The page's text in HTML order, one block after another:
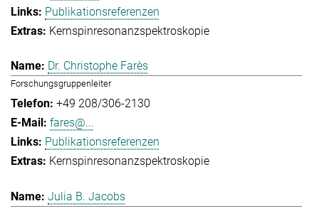
Publikationsreferenzen
Kernspinresonanzspektroskopie
Dr. Christophe Farès
Forschungsgruppenleiter
+49 208/306-2130
fares@...
Publikationsreferenzen
Kernspinresonanzspektroskopie
Julia B. Jacobs